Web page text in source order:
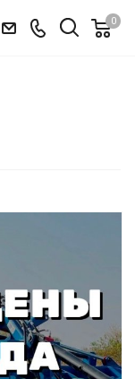
0